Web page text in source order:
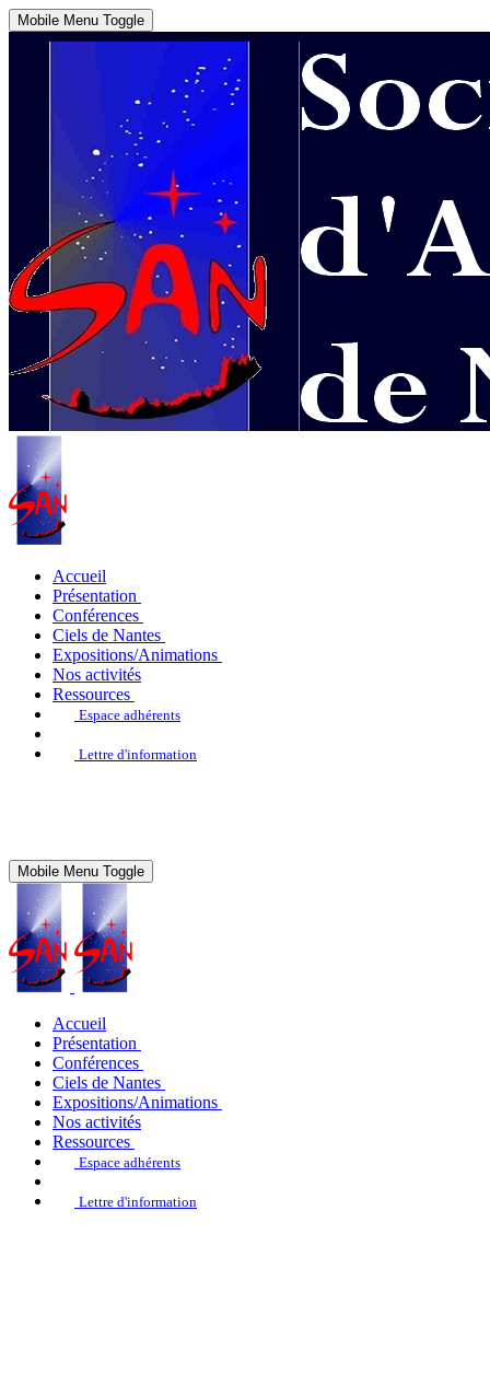
Mobile Menu Toggle
Accueil
Présentation
Conférences
Ciels de Nantes
Expositions/Animations
Nos activités
Ressources
Espace adhérents
Lettre d'information
Mobile Menu Toggle
Accueil
Présentation
Conférences
Ciels de Nantes
Expositions/Animations
Nos activités
Ressources
Espace adhérents
Lettre d'information